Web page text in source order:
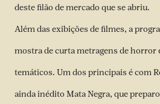
deste filão de mercado que se abriu.
Além das exibições de filmes, a
mostra de curta metragens de horror
temáticos. Um dos principais é com
ainda inédito Mata Negra, que